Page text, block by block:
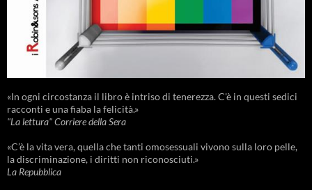
«In ogni circostanza il libro è intriso di tenerezza. C'è in questi sedici
racconti e una fiaba la felicità.»
"La lettura" Corriere della Sera
«C’è la vita vera, quella che tanti omosessuali vivono sulla loro pelle,
la discriminazione, i diritti non riconosciuti.»
La Repubblica